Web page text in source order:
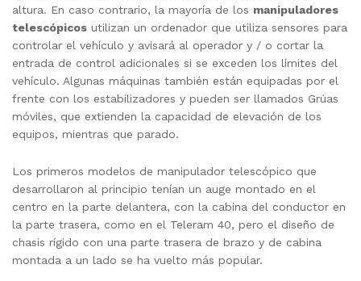
altura. En caso contrario, la mayoría de los manipuladores
telescópicos utilizan un ordenador que utiliza sensores para
controlar el vehículo y avisará al operador y / o cortar la
entrada de control adicionales si se exceden los límites del
vehículo. Algunas máquinas también están equipadas por el
frente con los estabilizadores y pueden ser llamados Grúas
móviles, que extienden la capacidad de elevación de los
equipos, mientras que parado.
Los primeros modelos de manipulador telescópico que
desarrollaron al principio tenían un auge montado en el
centro en la parte delantera, con la cabina del conductor en
la parte trasera, como en el Teleram 40, pero el diseño de
chasis rígido con una parte trasera de brazo y de cabina
montada a un lado se ha vuelto más popular.